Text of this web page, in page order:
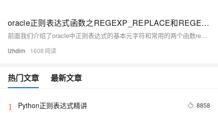
oracle正则表达式函数之REGEXP_REPLACE和REGEXP_SUBSTR
前面我们介绍了oracle中正则表达式的基本元字符和常用的两个函数regexp_like 和 regexp_instr。这里我们再继续介绍剩下的两个正则表达式函数regexp_replace和regexp_substr。
lzhdim 1608
热门文章 最新文章
1 Python正则表达式精讲 8858